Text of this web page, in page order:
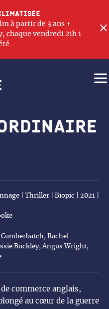
à partir de 3 ans +
vendredi 21h 1
ordinaire
commerce anglais,
au cœur de la guerre
| Thriller | Biopic | 2021 |
Rachel
Buckley, Angus Wright,